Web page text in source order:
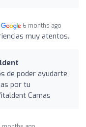
6 months ago
muy atentos..
de poder ayudarte,
por tu
Camas